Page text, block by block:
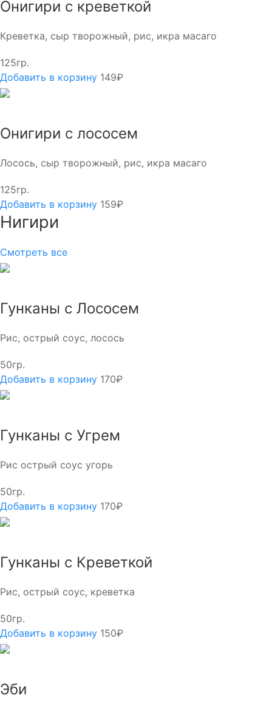
Онигири с креветкой
Креветка, сыр творожный, рис, икра масаго
125гр.
Добавить в корзину 149₽
Онигири с лососем
Лосось, сыр творожный, рис, икра масаго
125гр.
Добавить в корзину 159₽
Нигири
Смотреть все
Гунканы с Лососем
Рис, острый соус, лосось
50гр.
Добавить в корзину 170₽
Гунканы с Угрем
Рис острый соус угорь
50гр.
Добавить в корзину 170₽
Гунканы с Креветкой
Рис, острый соус, креветка
50гр.
Добавить в корзину 150₽
Эби